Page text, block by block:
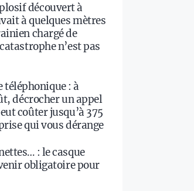
découvert à
à quelques mètres
chargé de
n’est pas
téléphonique : à
décrocher un appel
coûter jusqu’à 375
qui vous dérange
: le casque
obligatoire pour